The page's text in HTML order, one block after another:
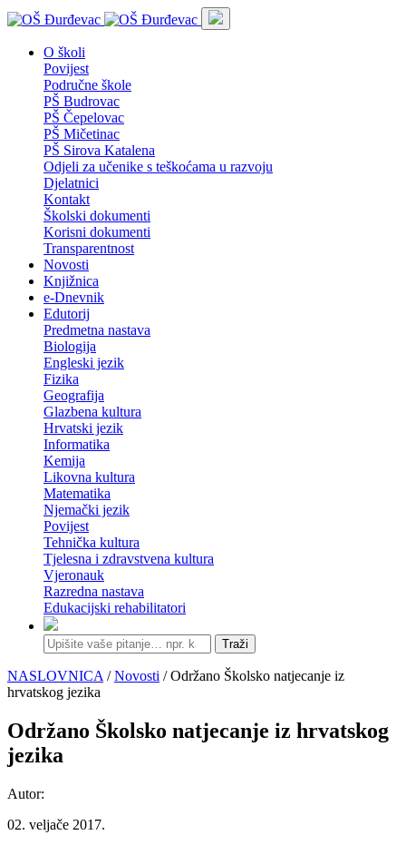
O školi
Povijest
Područne škole
PŠ Budrovac
PŠ Čepelovac
PŠ Mičetinac
PŠ Sirova Katalena
Odjeli za učenike s teškoćama u razvoju
Djelatnici
Kontakt
Školski dokumenti
Korisni dokumenti
Transparentnost
Novosti
Knjižnica
e-Dnevnik
Edutorij
Predmetna nastava
Biologija
Engleski jezik
Fizika
Geografija
Glazbena kultura
Hrvatski jezik
Informatika
Kemija
Likovna kultura
Matematika
Njemački jezik
Povijest
Tehnička kultura
Tjelesna i zdravstvena kultura
Vjeronauk
Razredna nastava
Edukacijski rehabilitatori
Traži
NASLOVNICA /Novosti / Održano Školsko natjecanje iz
hrvatskog jezika
Održano Školsko natjecanje iz hrvatskog
jezika
Autor:
02. veljače 2017.